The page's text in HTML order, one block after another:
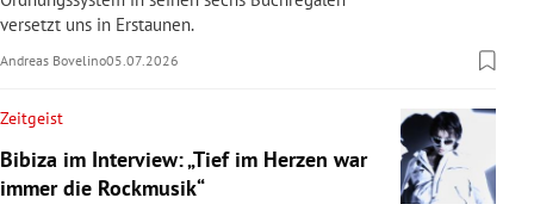
Untermenü
versetzt uns in Erstaunen.
Andreas Bovelino05.07.2026
Zeitgeist
Bibiza im Interview: „Tief im Herzen war
immer die Rockmusik“